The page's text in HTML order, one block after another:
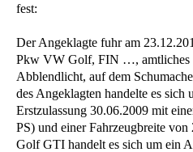
fest:
Der Angeklagte fuhr am
Pkw VW Golf, FIN …, amtliches
Abblendlicht, auf dem
des Angeklagten handelte es
Erstzulassung 30.06.2009 mit
PS) und einer Fahrzeugbreite
Golf GTI handelt es sich um ein